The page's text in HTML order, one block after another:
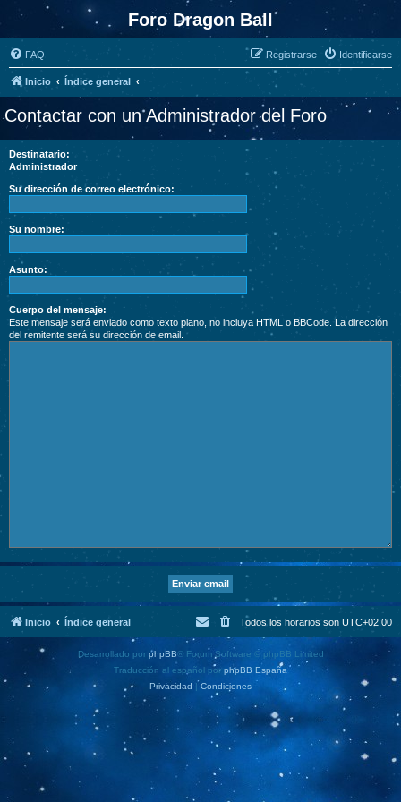
Foro Dragon Ball
FAQ Identificarse
Registrarse
Inicio Índice general
Contactar con un Administrador del Foro
Destinatario:
Administrador
Su dirección de correo electrónico:
Su nombre:
Asunto:
Cuerpo del mensaje:
Este mensaje será enviado como texto plano, no incluya HTML o BBCode. La dirección
del remitente será su dirección de email.
Inicio Índice general Todos los horarios son UTC+02:00
Desarrollado por phpBB® Forum Software © phpBB Limited
Traducción al español por phpBB España
Privacidad | Condiciones